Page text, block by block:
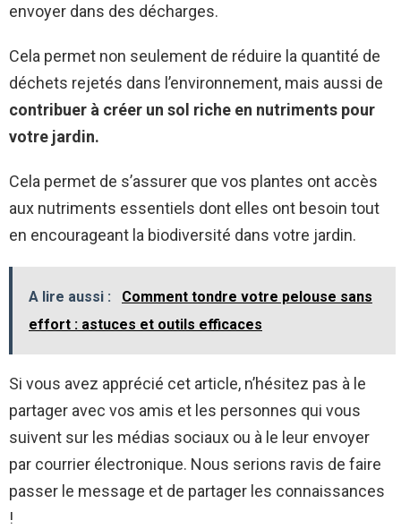
envoyer dans des décharges.
Cela permet non seulement de réduire la quantité de
déchets rejetés dans l’environnement, mais aussi de
contribuer à créer un sol riche en nutriments pour
votre jardin.
Cela permet de s’assurer que vos plantes ont accès
aux nutriments essentiels dont elles ont besoin tout
en encourageant la biodiversité dans votre jardin.
A lire aussi :
Comment tondre votre pelouse sans
effort : astuces et outils efficaces
Si vous avez apprécié cet article, n’hésitez pas à le
partager avec vos amis et les personnes qui vous
suivent sur les médias sociaux ou à le leur envoyer
par courrier électronique. Nous serions ravis de faire
passer le message et de partager les connaissances
!